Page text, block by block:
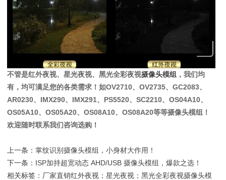
不管是红外夜视、星光夜视、黑光全彩夜视摄像头模组 ，我们均
有，均可满足您的各类需求！如OV2710、OV2735、GC2083、
AR0230、IMX290、IMX291、PS5520、SC2210、OS04A10、
OS05A10、OS05A20、OS08A10、OS08A20等等摄像头模组！
欢迎随时联系我们咨询选购！
上一条： 掌纹识别摄像头模组，小身材大作用！
下一条： ISP加持超宽动态 AHD/USB 摄像头模组，爆款之选！
相关标签： 厂家直销红外夜视；星光夜视；黑光全彩夜视摄像头模